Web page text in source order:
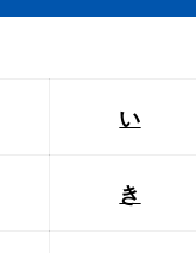
い
き